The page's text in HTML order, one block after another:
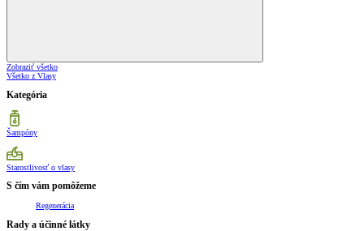
Zobraziť všetko
Všetko z Vlasy
Kategória
Šampóny
Starostlivosť o vlasy
S čím vám pomôžeme
Regenerácia
Rady a účinné látky